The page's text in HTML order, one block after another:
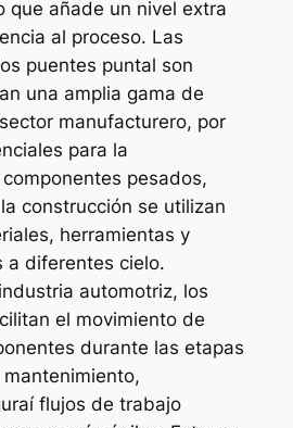
que añade un nivel extra
al proceso. Las
puentes puntal son
una amplia gama de
manufacturero, por
para la
pesados,
construcción se utilizan
herramientas y
a diferentes cielo.
automotriz, los
el movimiento de
durante las etapas
flujos de trabajo